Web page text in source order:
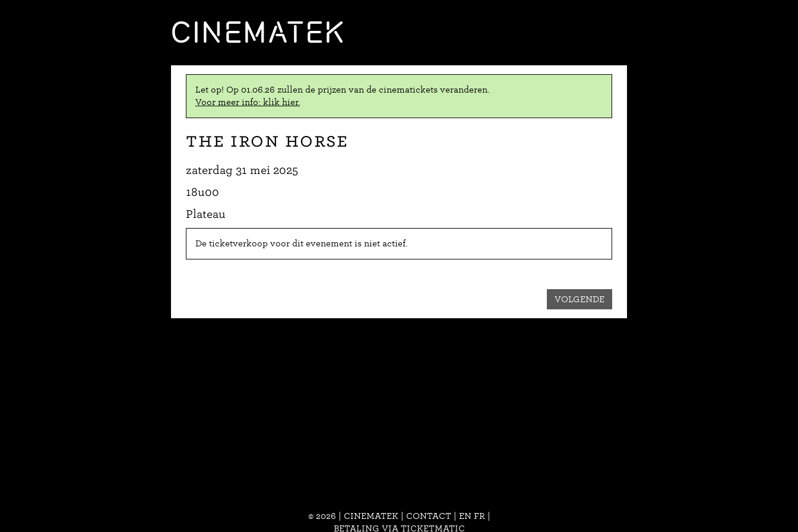
CINEMATEK
Let op! Op 01.06.26 zullen de prijzen van de cinematickets veranderen.
Voor meer info: klik hier.
The Iron Horse
zaterdag 31 mei 2025
18u00
Plateau
De ticketverkoop voor dit evenement is niet actief.
VOLGENDE
© 2026 | CINEMATEK | CONTACT| EN FR
BETALING VIA TICKETMATIC